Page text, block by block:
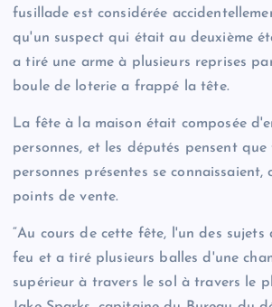
fusillade est considérée
qu'un suspect qui était au deuxième
a tiré une arme à plusieurs reprises
boule de loterie a frappé la tête.
La fête à la maison était composée
personnes, et les députés pensent que
personnes présentes se
points de vente.
“Au cours de cette fête, l'un des
feu et a tiré plusieurs balles d'une
supérieur à travers le sol à travers le